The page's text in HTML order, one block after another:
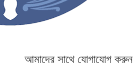
আমাদের সাথে যোগাযোগ করুন